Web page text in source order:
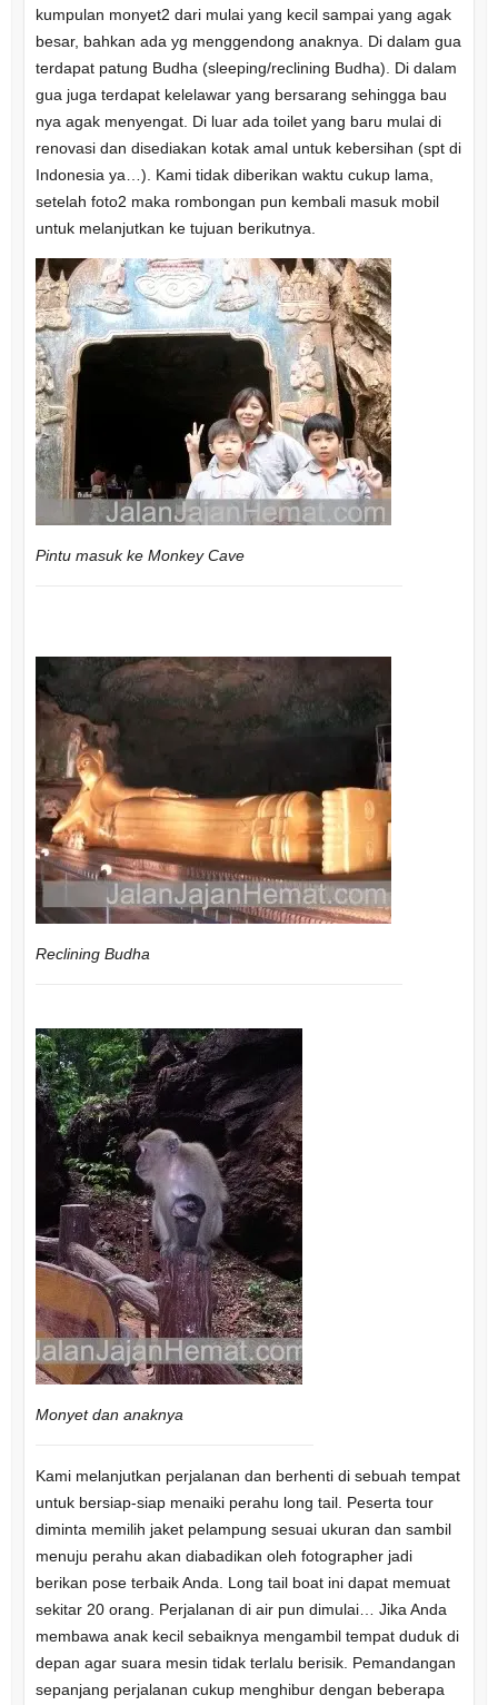
kumpulan monyet2 dari mulai yang kecil sampai yang agak
besar, bahkan ada yg menggendong anaknya. Di dalam gua
terdapat patung Budha (sleeping/reclining Budha). Di dalam
gua juga terdapat kelelawar yang bersarang sehingga bau
nya agak menyengat. Di luar ada toilet yang baru mulai di
renovasi dan disediakan kotak amal untuk kebersihan (spt di
Indonesia ya…). Kami tidak diberikan waktu cukup lama,
setelah foto2 maka rombongan pun kembali masuk mobil
untuk melanjutkan ke tujuan berikutnya.
Pintu masuk ke Monkey Cave
Reclining Budha
Monyet dan anaknya
Kami melanjutkan perjalanan dan berhenti di sebuah tempat
untuk bersiap-siap menaiki perahu long tail. Peserta tour
diminta memilih jaket pelampung sesuai ukuran dan sambil
menuju perahu akan diabadikan oleh fotographer jadi
berikan pose terbaik Anda. Long tail boat ini dapat memuat
sekitar 20 orang. Perjalanan di air pun dimulai… Jika Anda
membawa anak kecil sebaiknya mengambil tempat duduk di
depan agar suara mesin tidak terlalu berisik. Pemandangan
sepanjang perjalanan cukup menghibur dengan beberapa